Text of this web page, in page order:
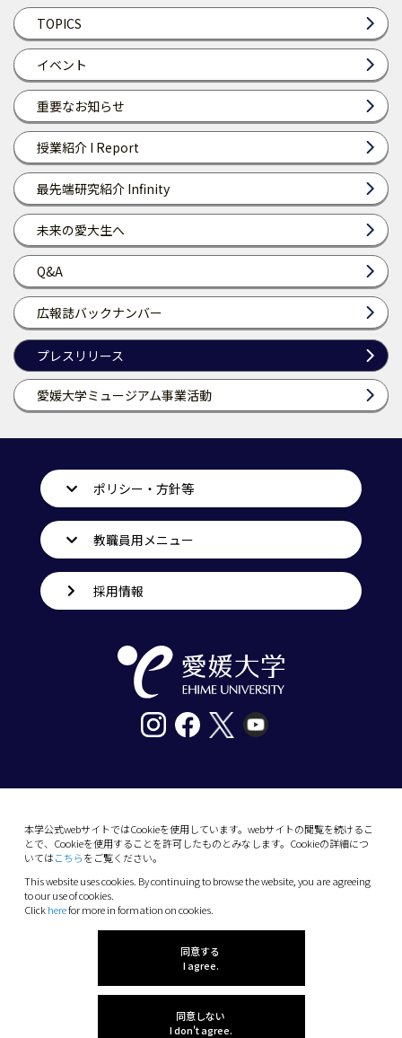
TOPICS
イベント
重要なお知らせ
授業紹介 I Report
最先端研究紹介 Infinity
未来の愛大生へ
Q&A
広報誌バックナンバー
プレスリリース
愛媛大学ミュージアム事業活動
本学公式webサイトではCookieを使用しています。webサイトの閲覧を続けるこ
とで、Cookieを使用することを許可したものとみなします。Cookieの詳細につ
いてはこちらをご覧ください。
This website uses cookies. By continuing to browse the website, you are agreeing
to our use of cookies.
Clickherefor more in formation on cookies.
同意する
I agree.
同意しない
I don't agree.
ポリシー・方針等
教職員用メニュー
採用情報
10-13 Dogo-Himata, Matsuyama, Ehime 790-
Phone: +81 89-927-9000
(C) 2026 Ehime University.